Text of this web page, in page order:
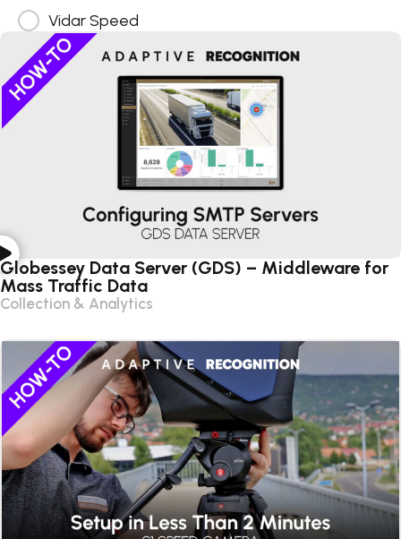
Vidar Speed
Globessey Data Server (GDS) – Middleware for
Mass Traffic Data
Collection & Analytics